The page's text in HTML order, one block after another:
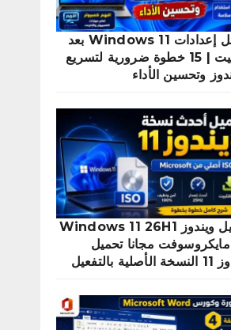
أفضل إعدادات Windows 11 بعد
التثبيت | 15 خطوة ضرورية لتسريع
وتحسين الأداء
تحميل ويندوز Windows 11 26H1
مجانا تحميل
بالتفعيل